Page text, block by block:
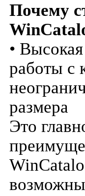
Почему
•
работы с
размера
Это